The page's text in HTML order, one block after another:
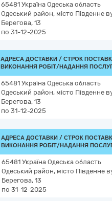
65481 Україна Одеська область
Одеський район, місто Південне
Берегова, 13
по 31-12-2025
АДРЕСА ДОСТАВКИ / СТРОК
ВИКОНАННЯ РОБІТ/НАДАННЯ
65481 Україна Одеська область
Одеський район, місто Південне
Берегова, 13
по 31-12-2025
АДРЕСА ДОСТАВКИ / СТРОК
ВИКОНАННЯ РОБІТ/НАДАННЯ
65481 Україна Одеська область
Одеський район, місто Південне
Берегова, 13
по 31-12-2025